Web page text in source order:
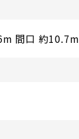
間口 約10.7m